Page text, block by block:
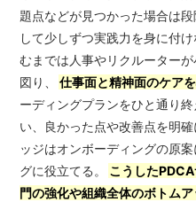
題点などが見つかった場合は
して少しずつ実践力を身に付
むまでは人事やリクルーター
図り、
仕事面と精神面のケア
ーディングプランをひと通り
い、良かった点や改善点を明
ッジはオンボーディングの原
グに役立てる。
こうした
門の強化や組織全体のボトム